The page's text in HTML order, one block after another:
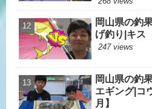
岡山県の釣
げ釣り|キス
247 views
岡山県の釣
エギング|コ
月】